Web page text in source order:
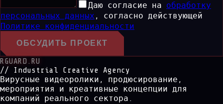
Даю согласие на
обработку
персональных данных ,
согласно действующей
Политике конфиденциальности
ОБСУДИТЬ ПРОЕКТ
RGUARD.RU
// Industrial Creative Agency
Вирусные видеоролики, продюсирование,
мероприятия и креативные концепции для
компаний реального сектора.